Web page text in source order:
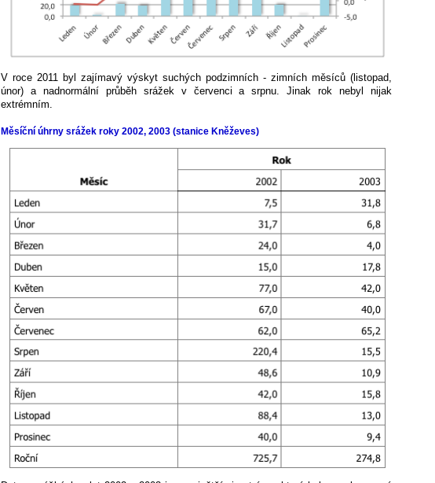
V roce 2011 byl zajímavý výskyt suchých podzimních - zimních měsíců (listopad,
únor) a nadnormální průběh srážek v červenci a srpnu. Jinak rok nebyl nijak
extrémním.
Měsíční úhrny srážek roky 2002, 2003 (stanice Kněževes)